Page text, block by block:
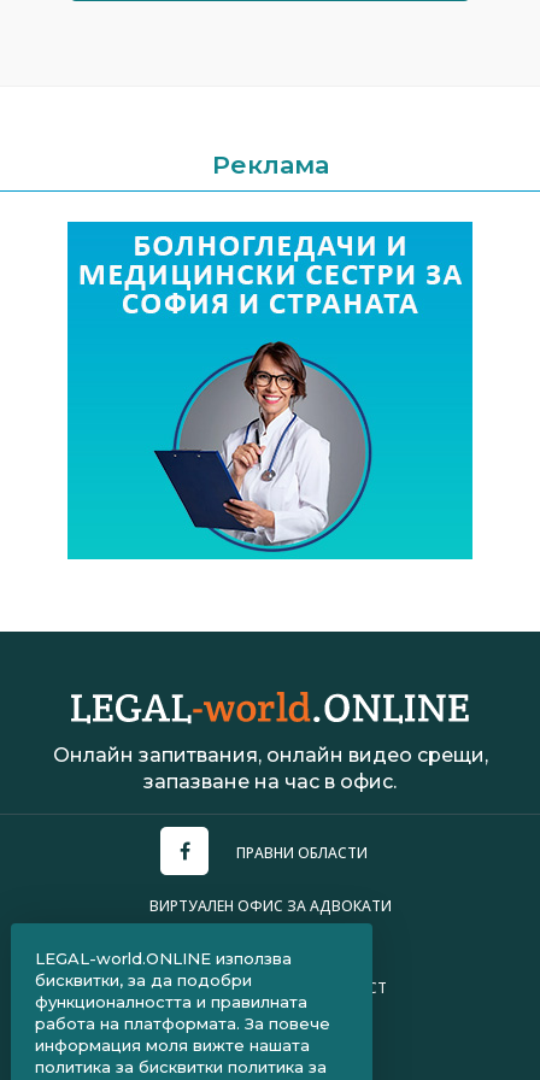
Реклама
Онлайн запитвания, онлайн видео срещи,
запазване на час в офис.
ПРАВНИ ОБЛАСТИ
ВИРТУАЛЕН ОФИС ЗА АДВОКАТИ
ПОЛИТИКА ЗА ПОВЕРИТЕЛНОСТ
ЧЗВ ЗА КЛИЕНТИ
ЧЗВ ЗА АДВОКАТИ
LEGAL-world.ONLINE използва
бисквитки, за да подобри
функционалността и правилната
работа на платформата. За повече
информация моля вижте нашата
политика за бисквитки политика за